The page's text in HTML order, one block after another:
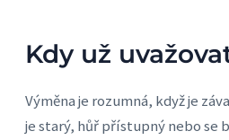
Kdy už
Výměna je rozumná, když je
je starý, hůř přístupný nebo se